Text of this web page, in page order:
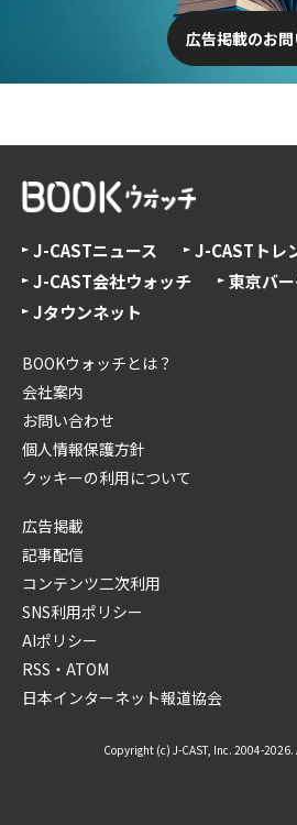
広告掲載のお
J-CASTニュース
J-CASTトレ
J-CAST会社ウォッチ
東京バ
Jタウンネット
BOOKウォッチとは？
会社案内
お問い合わせ
個人情報保護方針
クッキーの利用について
広告掲載
記事配信
コンテンツ二次利用
SNS利用ポリシー
AIポリシー
RSS・ATOM
日本インターネット報道協会
Copyright (c) J-CAST, Inc. 2004-